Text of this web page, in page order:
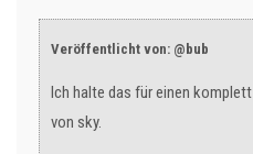
Veröffentlicht von: @bub
Ich halte das für einen
von sky.